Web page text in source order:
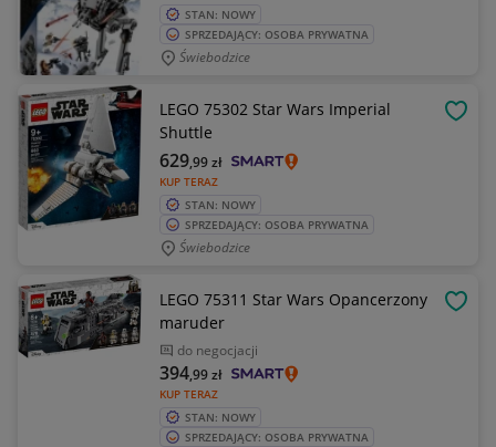
STAN: NOWY
SPRZEDAJĄCY: OSOBA PRYWATNA
Świebodzice
LEGO 75302 Star Wars Imperial
Shuttle
KUP TERAZ
629,99zł
STAN: NOWY
SPRZEDAJĄCY: OSOBA PRYWATNA
Świebodzice
LEGO 75311 Star Wars Opancerzony
maruder
do negocjacji
KUP TERAZ
394,99zł
STAN: NOWY
SPRZEDAJĄCY: OSOBA PRYWATNA